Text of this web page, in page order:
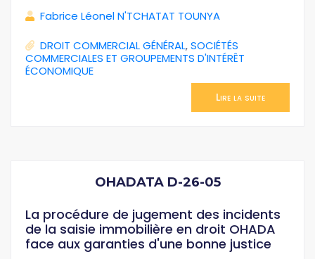
Fabrice Léonel N'TCHATAT TOUNYA
DROIT COMMERCIAL GÉNÉRAL,SOCIÉTÉS
COMMERCIALES ET GROUPEMENTS D'INTÉRÊT
ÉCONOMIQUE
Lire la suite
OHADATA D-26-05
La procédure de jugement des incidents
de la saisie immobilière en droit OHADA
face aux garanties d'une bonne justice